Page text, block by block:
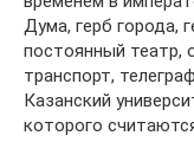
Дума, герб города,
постоянный театр,
транспорт,
Казанский
которого